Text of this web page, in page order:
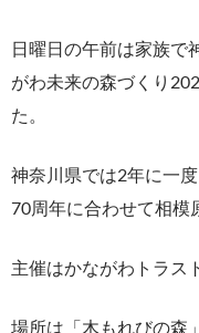
日曜日の午前は家族
がわ未来の森づくり
た。
神奈川県では2年に一
70周年に合わせて相模
主催はかながわトラス
場所は「木もれびの森